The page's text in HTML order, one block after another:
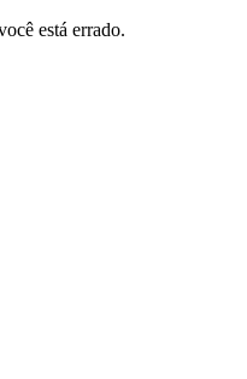
está errado.